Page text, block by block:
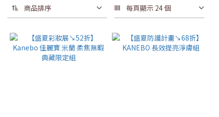
商品排序 每頁顯示 24 個